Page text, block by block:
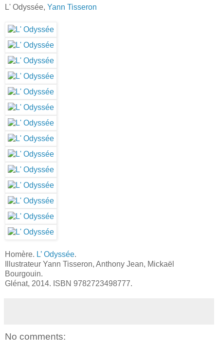
L' Odyssée, Yann Tisseron
Homère. L’ Odyssée.
Illustrateur Yann Tisseron, Anthony Jean, Mickaël
Bourgouin.
Glénat, 2014. ISBN 9782723498777.
No comments: